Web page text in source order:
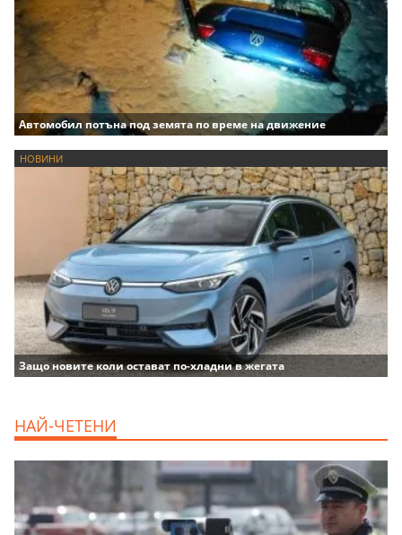
Автомобил потъна под земята по време на движение
НОВИНИ
Защо новите коли остават по-хладни в жегата
НАЙ-ЧЕТЕНИ